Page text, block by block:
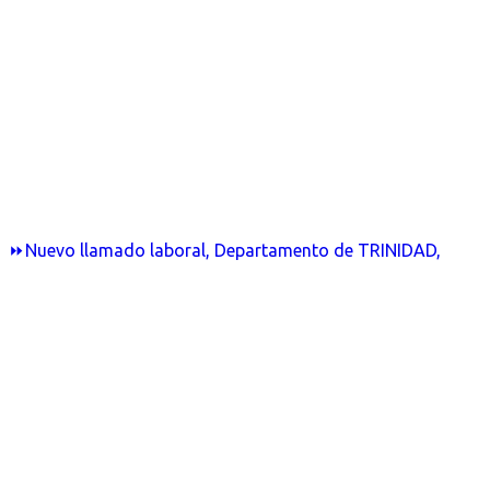
⏩Nuevo llamado laboral, Departamento de TRINIDAD,